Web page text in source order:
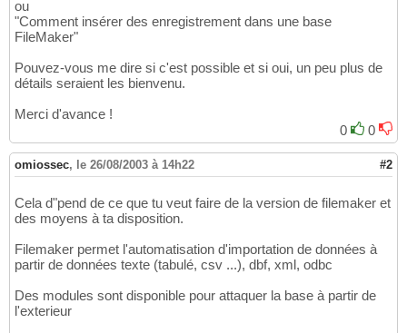
ou
"Comment insérer des enregistrement dans une base
FileMaker"
Pouvez-vous me dire si c'est possible et si oui, un peu plus de
détails seraient les bienvenu.
Merci d'avance !
0
0
omiossec, le 26/08/2003 à 14h22 #2
Cela d"pend de ce que tu veut faire de la version de filemaker et
des moyens à ta disposition.
Filemaker permet l'automatisation d'importation de données à
partir de données texte (tabulé, csv ...), dbf, xml, odbc
Des modules sont disponible pour attaquer la base à partir de
l'exterieur